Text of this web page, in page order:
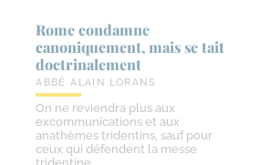
Rome condamne
canoniquement, mais se tait
doctrinalement
ABBÉ ALAIN LORANS
On ne reviendra plus aux
excommunications et aux
anathèmes tridentins, sauf pour
ceux qui défendent la messe